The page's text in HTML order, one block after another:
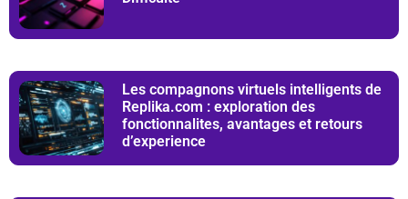
Les compagnons virtuels intelligents de
Replika.com : exploration des
fonctionnalites, avantages et retours
d’experience